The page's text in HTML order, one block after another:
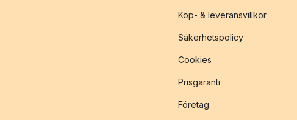
Köp- & leveransvillkor
Säkerhetspolicy
Cookies
Prisgaranti
Företag